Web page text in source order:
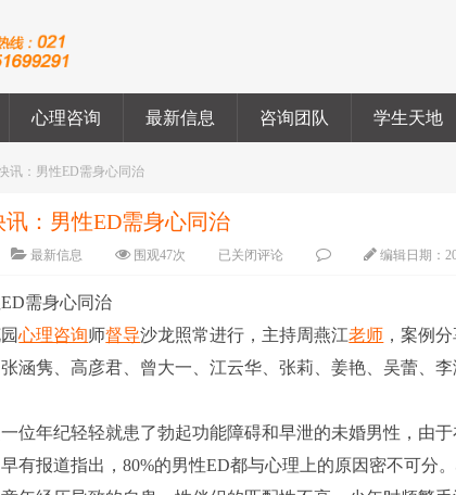
心理咨询 最新信息 咨询团队 学生天地
讯：男性ED需身心同治
：男性ED需身心同治
最新信息 围观47次 已关闭评论 编辑日期：
需身心同治
心理咨询师督导沙龙照常进行，主持周燕江老师 ，案例
张涵隽、高彦君、曾大一、江云华、张莉、姜艳、吴蕾、
位年纪轻轻就患了勃起功能障碍和早泄的未婚男性，由
有报道指出，80%的男性ED都与心理上的原因密不可分